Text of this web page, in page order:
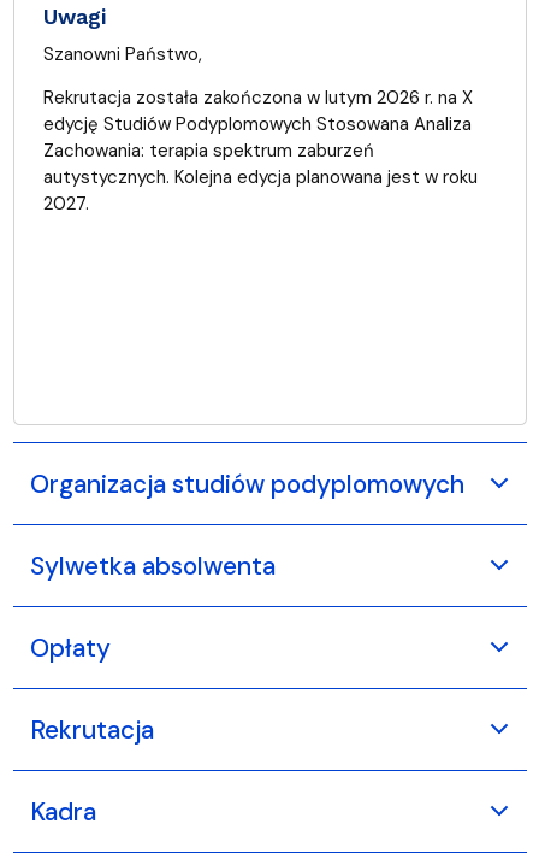
Uwagi
Szanowni Państwo,
Rekrutacja została zakończona w lutym 2026 r. na X
edycję Studiów Podyplomowych Stosowana Analiza
Zachowania: terapia spektrum zaburzeń
autystycznych. Kolejna edycja planowana jest w roku
2027.
Organizacja studiów podyplomowych
Sylwetka absolwenta
Opłaty
Rekrutacja
Kadra